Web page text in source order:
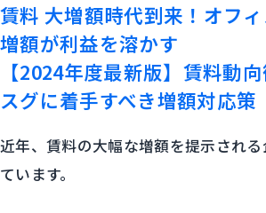
賃料 大増額時代到来！オフ
増額が利益を溶かす
【2024年度最新版】賃料動
スグに着手すべき増額対応策
近年、賃料の大幅な増額を提示される
ています。